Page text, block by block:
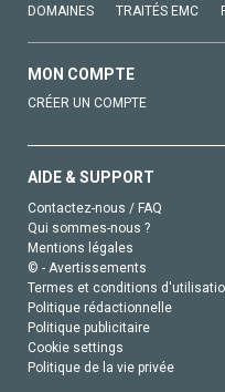
DOMAINES TRAITÉS EMC
MON COMPTE
CRÉER UN COMPTE
AIDE & SUPPORT
Contactez-nous / FAQ
Qui sommes-nous ?
Mentions légales
© - Avertissements
Termes et conditions
Politique rédactionnelle
Politique publicitaire
Cookie settings
Politique de la vie privée